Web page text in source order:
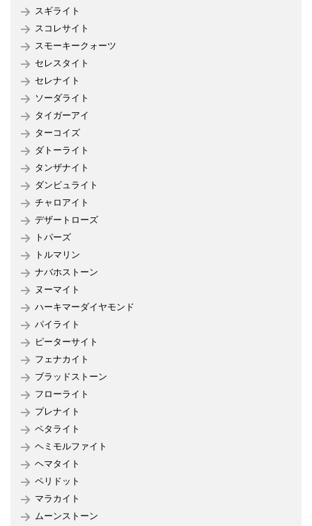
スギライト
スコレサイト
スモーキークォーツ
セレスタイト
セレナイト
ソーダライト
タイガーアイ
ターコイズ
ダトーライト
タンザナイト
ダンビュライト
チャロアイト
デザートローズ
トパーズ
トルマリン
ナバホストーン
ヌーマイト
ハーキマーダイヤモンド
パイライト
ピーターサイト
フェナカイト
ブラッドストーン
フローライト
プレナイト
ペタライト
ヘミモルファイト
ヘマタイト
ペリドット
マラカイト
ムーンストーン